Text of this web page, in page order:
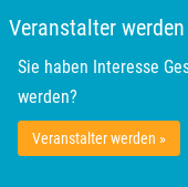
Veranstalter werden
Sie haben Interesse
werden?
Veranstalter werden »
Oy-Mittelberg
Passau